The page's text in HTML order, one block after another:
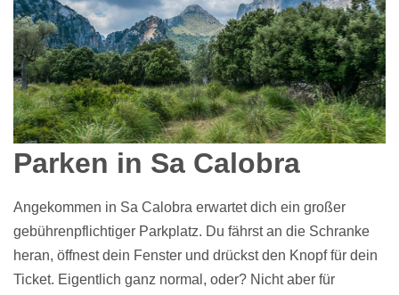
Parken in Sa Calobra
Angekommen in Sa Calobra erwartet dich ein großer
gebührenpflichtiger Parkplatz. Du fährst an die Schranke
heran, öffnest dein Fenster und drückst den Knopf für dein
Ticket. Eigentlich ganz normal, oder? Nicht aber für